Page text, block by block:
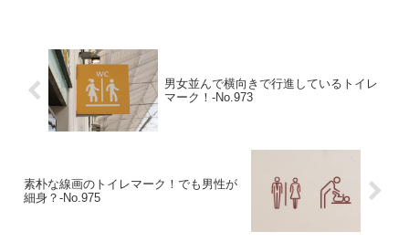
男女並んで横向きで行進しているトイレ
マーク！‐No.973
素朴な線画のトイレマーク！でも男性が
細身？‐No.975